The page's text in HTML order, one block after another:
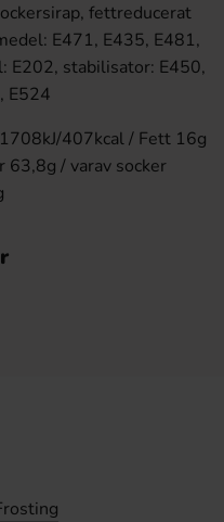
fettreducerat
E471, E435, E481,
E202, stabilisator: E450,
E524
407kcal / Fett 16g
63,8g / varav socker